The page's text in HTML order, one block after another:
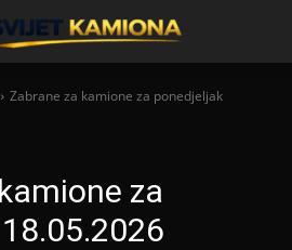
Zabrane za kamione za ponedjeljak
za